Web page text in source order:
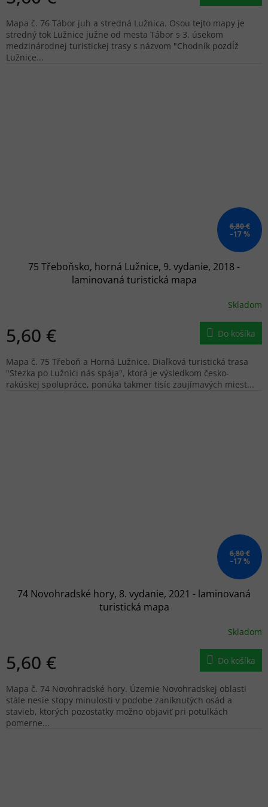
Mapa č. 76 Tábor juh a stredná Lužnica. Osou tejto mapy je
stredný tok Lužnice južne od mesta Tábor s 3. úsekom
medzinárodnej turistickej trasy s názvom "Chodník pozdĺž
Lužnice...
6,80 €
–17 %
75 Třeboňsko, horná Lužnice, 9. vydanie, 2018 -
laminovaná turistická mapa
Skladom
5,60 € Do košíka
Mapa č. 75 Třeboň a Horná Lužnice. Diaľková turistická trasa
"Stezka po Lužnici nás spája", ktorá je výsledkom česko-
rakúskej spolupráce, ponúka takmer tisíc zaujímavých miest...
6,80 €
–17 %
74 Novohradské hory, 8. vydanie, 2021 - laminovaná
turistická mapa
Skladom
5,60 € Do košíka
Mapa č. 74 Novohradské hory. Územie Novohradskej oblasti
stále nesie stopy minulosti v podobe zaniknutých osád a
stavieb, ktorých pozostatky možno objaviť pri potulkách
pomerne...